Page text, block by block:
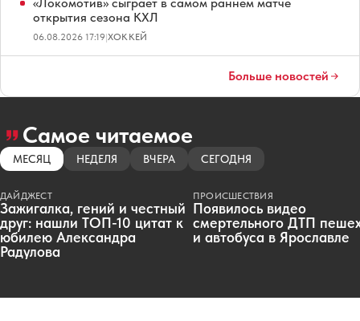
открытия сезона КХЛ
06.08.2026 17:19|ХОККЕЙ
Больше новостей
Самое читаемое
МЕСЯЦ НЕДЕЛЯ ВЧЕРА СЕГОДНЯ
ДАЙДЖЕСТ
Зажигалка, гений и честный
друг: нашли ТОП-10 цитат к
юбилею Александра
Радулова
ПРОИСШЕСТВИЯ
Появилось видео
смертельного ДТП
и автобуса в Ярославле